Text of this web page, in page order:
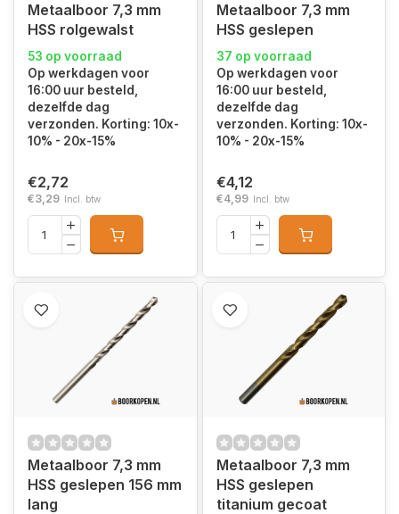
Metaalboor 7,3 mm
HSS rolgewalst
53 op voorraad
Op werkdagen voor
16:00 uur besteld,
dezelfde dag
verzonden. Korting: 10x-
10% - 20x-15%
€2,72
€3,29 Incl. btw
Metaalboor 7,3 mm
HSS geslepen
37 op voorraad
Op werkdagen voor
16:00 uur besteld,
dezelfde dag
verzonden. Korting: 10x-
10% - 20x-15%
€4,12
€4,99 Incl. btw
Metaalboor 7,3 mm
HSS geslepen 156 mm
lang
Metaalboor 7,3 mm
HSS geslepen
titanium gecoat